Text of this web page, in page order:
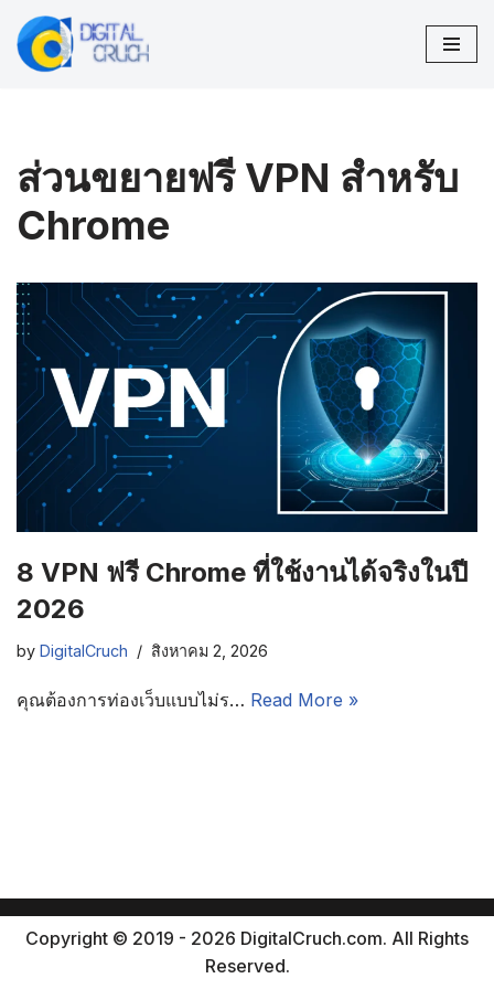
Skip
ส่วนขยายฟรี VPN สำหรับ
Chrome
8 VPN ฟรี Chrome ที่ใช้งานได้จริงในปี
2026
by DigitalCruch สิงหาคม 2, 2026
คุณต้องการท่องเว็บแบบไม่ร… Read More »
Copyright © 2019 - 2026 DigitalCruch.com. All Rights
Reserved.